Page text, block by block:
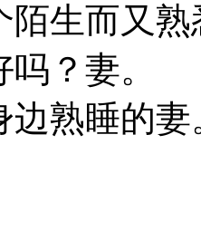
陌生而又
？妻。
熟睡的妻